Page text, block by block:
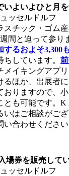
いよいよひと月
ッセルドルフ
スチック・ゴム
間と迫って参り
するおよそ3,300
しています。
メイキングアプリ
るほか、出展者に
おりますので、
とも可能です。K
いはご相談がご
い合わせください
場券を販売して
ッセルドルフ